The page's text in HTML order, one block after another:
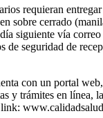
requieran
sobre cerrado
siguiente vía
de seguridad de
con un portal
y trámites en línea,